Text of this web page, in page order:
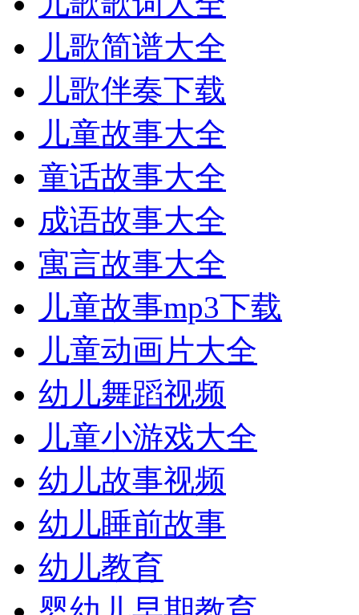
儿歌简谱大全
儿歌伴奏下载
儿童故事大全
童话故事大全
成语故事大全
寓言故事大全
儿童故事mp3下载
儿童动画片大全
幼儿舞蹈视频
儿童小游戏大全
幼儿故事视频
幼儿睡前故事
幼儿教育